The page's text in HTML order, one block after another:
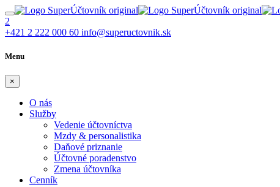
2
+421 2 222 000 60 info@supeructovnik.sk
Menu
×
O nás
Služby
Vedenie účtovníctva
Mzdy & personalistika
Daňové priznanie
Účtovné poradenstvo
Zmena účtovníka
Cenník